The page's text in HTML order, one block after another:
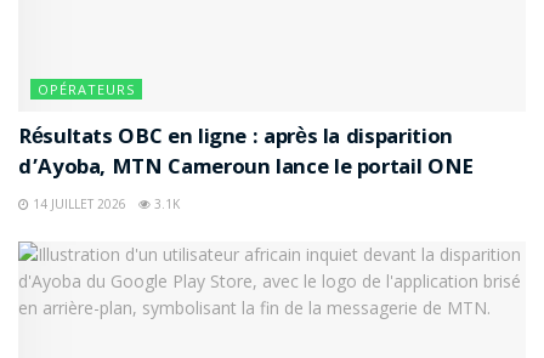
OPÉRATEURS
Résultats OBC en ligne : après la disparition
d’Ayoba, MTN Cameroun lance le portail ONE
14 JUILLET 2026 3.1K